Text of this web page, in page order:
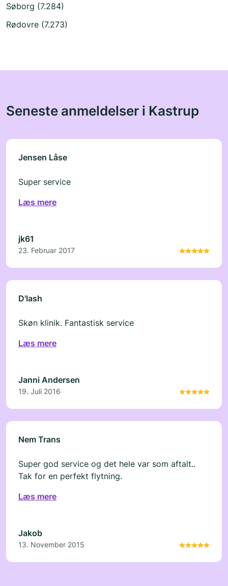
Søborg (7.284)
Rødovre (7.273)
Seneste anmeldelser i Kastrup
Jensen Låse
Super service
Læs mere
jk61
23. Februar 2017
D'lash
Skøn klinik. Fantastisk service
Læs mere
Janni Andersen
19. Juli 2016
Nem Trans
Super god service og det hele var som aftalt..
Tak for en perfekt flytning.
Læs mere
Jakob
13. November 2015